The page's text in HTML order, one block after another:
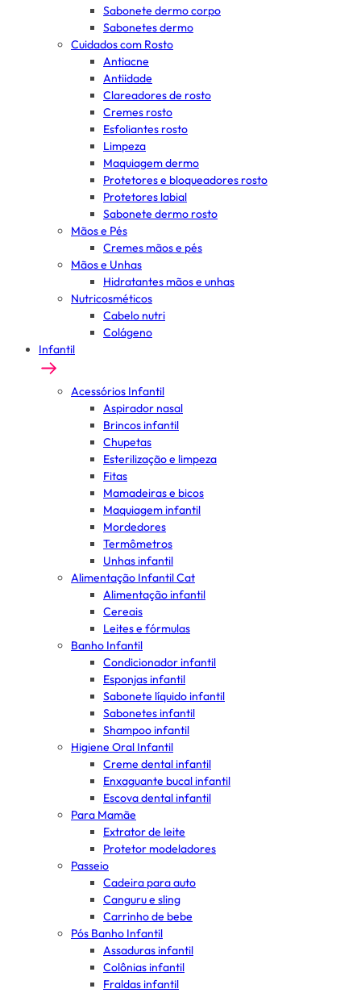
Sabonete dermo corpo
Sabonetes dermo
Cuidados com Rosto
Antiacne
Antiidade
Clareadores de rosto
Cremes rosto
Esfoliantes rosto
Limpeza
Maquiagem dermo
Protetores e bloqueadores rosto
Protetores labial
Sabonete dermo rosto
Mãos e Pés
Cremes mãos e pés
Mãos e Unhas
Hidratantes mãos e unhas
Nutricosméticos
Cabelo nutri
Colágeno
Infantil
Acessórios Infantil
Aspirador nasal
Brincos infantil
Chupetas
Esterilização e limpeza
Fitas
Mamadeiras e bicos
Maquiagem infantil
Mordedores
Termômetros
Unhas infantil
Alimentação Infantil Cat
Alimentação infantil
Cereais
Leites e fórmulas
Banho Infantil
Condicionador infantil
Esponjas infantil
Sabonete líquido infantil
Sabonetes infantil
Shampoo infantil
Higiene Oral Infantil
Creme dental infantil
Enxaguante bucal infantil
Escova dental infantil
Para Mamãe
Extrator de leite
Protetor modeladores
Passeio
Cadeira para auto
Canguru e sling
Carrinho de bebe
Pós Banho Infantil
Assaduras infantil
Colônias infantil
Fraldas infantil